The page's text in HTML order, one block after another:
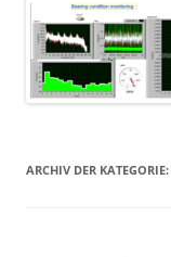
ARCHIV DER KATEGORIE: